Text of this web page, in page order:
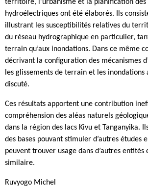
territoire, l’urbanisme et la planification des
hydroélectriques ont été élaborés. Ils
illustrant les susceptibilités relatives du
du réseau hydrographique en particulier,
terrain qu’aux inondations. Dans ce même
décrivant la configuration des mécanismes
les glissements de terrain et les inondations
discuté.
Ces résultats apportent une contribution
compréhension des aléas naturels
dans la région des lacs Kivu et Tanganyika.
des bases pouvant stimuler d’autres études
peuvent trouver usage dans d’autres entités
similaire.
Ruvyogo Michel